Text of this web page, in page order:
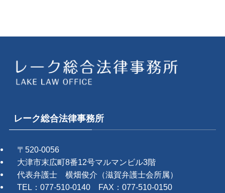
レーク総合法律事務所
〒520-0056
大津市末広町8番12号マルマンビル3階
代表弁護士 横畑俊介（滋賀弁護士会所属）
TEL：077-510-0140 FAX：077-510-0150